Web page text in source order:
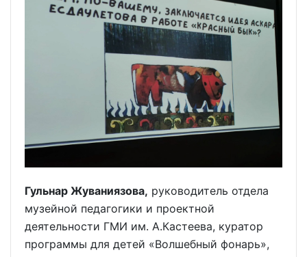
Гульнар Жуваниязова, руководитель отдела
музейной педагогики и проектной
деятельности ГМИ им. А.Кастеева, куратор
программы для детей «Волшебный фонарь»,